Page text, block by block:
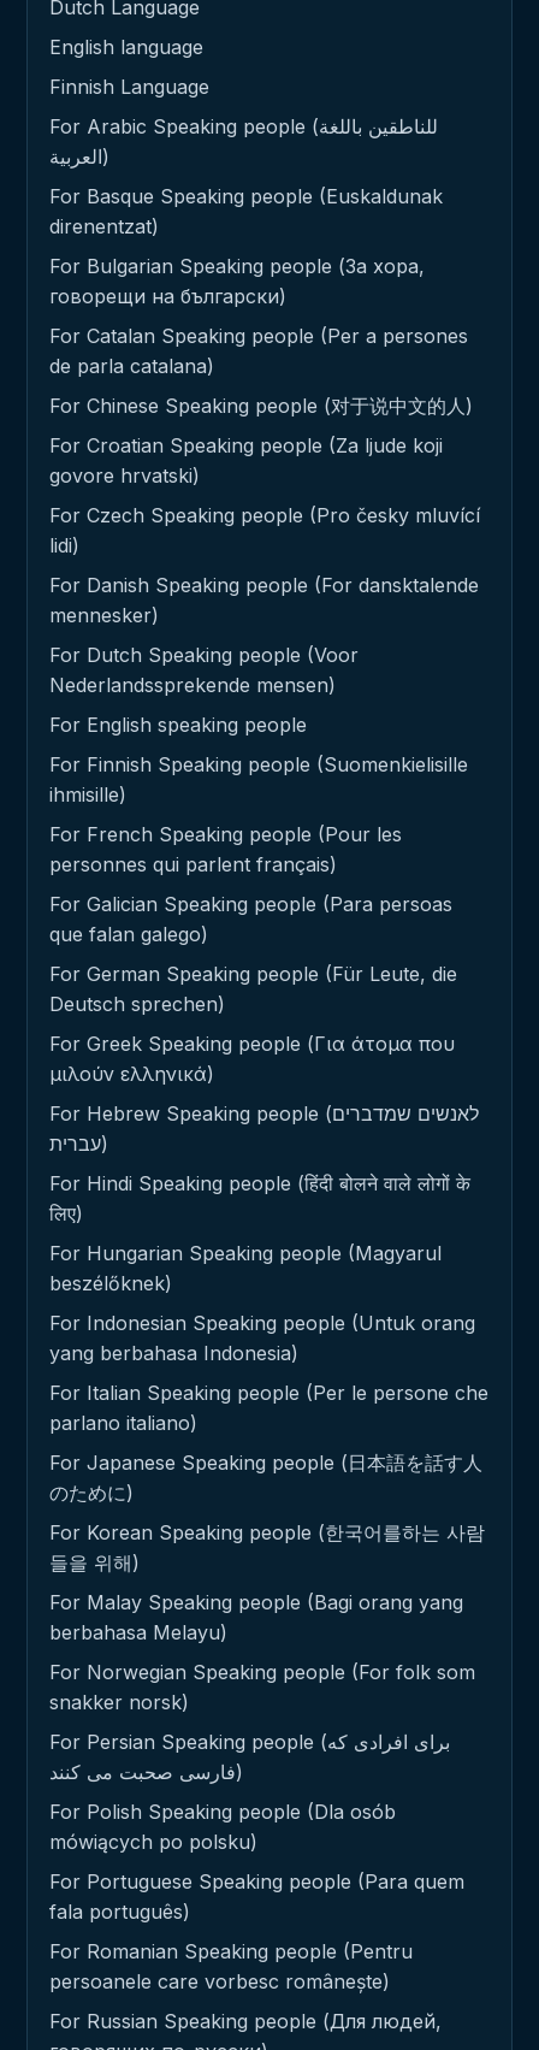
Dutch Language
English language
Finnish Language
For Arabic Speaking people (للناطقين باللغة
العربية)
For Basque Speaking people (Euskaldunak
direnentzat)
For Bulgarian Speaking people (За хора,
говорещи на български)
For Catalan Speaking people (Per a persones
de parla catalana)
For Chinese Speaking people (对于说中文的人)
For Croatian Speaking people (Za ljude koji
govore hrvatski)
For Czech Speaking people (Pro česky mluvící
lidi)
For Danish Speaking people (For dansktalende
mennesker)
For Dutch Speaking people (Voor
Nederlandssprekende mensen)
For English speaking people
For Finnish Speaking people (Suomenkielisille
ihmisille)
For French Speaking people (Pour les
personnes qui parlent français)
For Galician Speaking people (Para persoas
que falan galego)
For German Speaking people (Für Leute, die
Deutsch sprechen)
For Greek Speaking people (Για άτομα που
μιλούν ελληνικά)
For Hebrew Speaking people (לאנשים שמדברים
עברית)
For Hindi Speaking people (हिंदी बोलने वाले लोगों के
लिए)
For Hungarian Speaking people (Magyarul
beszélőknek)
For Indonesian Speaking people (Untuk orang
yang berbahasa Indonesia)
For Italian Speaking people (Per le persone che
parlano italiano)
For Japanese Speaking people (日本語を話す人
のために)
For Korean Speaking people (한국어를하는 사람
들을 위해)
For Malay Speaking people (Bagi orang yang
berbahasa Melayu)
For Norwegian Speaking people (For folk som
snakker norsk)
For Persian Speaking people (برای افرادی که
فارسی صحبت می کنند)
For Polish Speaking people (Dla osób
mówiących po polsku)
For Portuguese Speaking people (Para quem
fala português)
For Romanian Speaking people (Pentru
persoanele care vorbesc românește)
For Russian Speaking people (Для людей,